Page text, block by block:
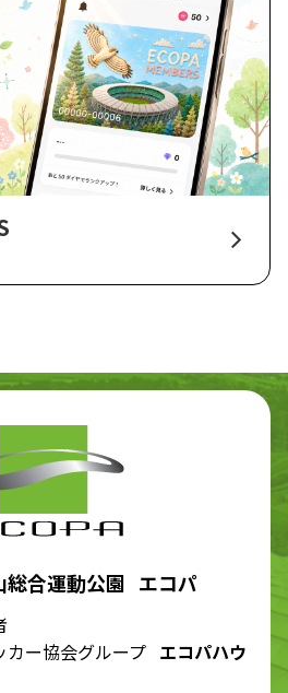
総合運動公園 エコパ
カー協会グループ エコパハウ